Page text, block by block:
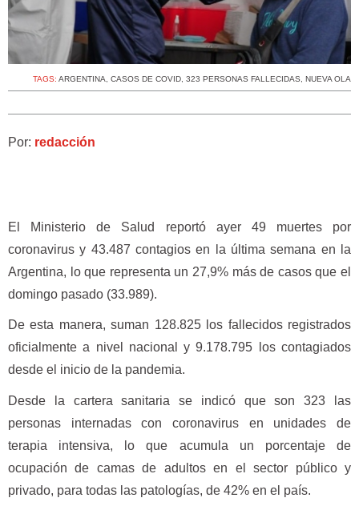
TAGS: ARGENTINA, CASOS DE COVID, 323 PERSONAS FALLECIDAS, NUEVA OLA
Por: redacción
El Ministerio de Salud reportó ayer 49 muertes por
coronavirus y 43.487 contagios en la última semana en la
Argentina, lo que representa un 27,9% más de casos que el
domingo pasado (33.989).
De esta manera, suman 128.825 los fallecidos registrados
oficialmente a nivel nacional y 9.178.795 los contagiados
desde el inicio de la pandemia.
Desde la cartera sanitaria se indicó que son 323 las
personas internadas con coronavirus en unidades de
terapia intensiva, lo que acumula un porcentaje de
ocupación de camas de adultos en el sector público y
privado, para todas las patologías, de 42% en el país.